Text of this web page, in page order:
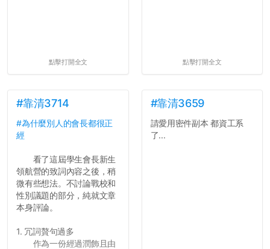
點擊打開全文 點擊打開全文
#靠清3714
#為什麼別人的會長都很正
經
看了這屆學生會長新生
領航營的致詞內容之後，稍
微有些想法。不討論戰校和
性別議題的部分，純就文章
本身評論。
1. 冗詞贅句過多
作為一份經過潤飾且由
#靠清3659
請愛用密件副本 都資工系
了...